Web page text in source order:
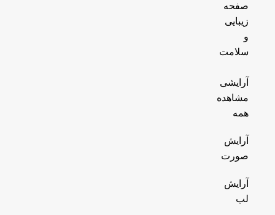
صفحه
زیبایی
و
سلامت
آرایشی
مشاهده
همه
آرایش
صورت
آرایش
لب